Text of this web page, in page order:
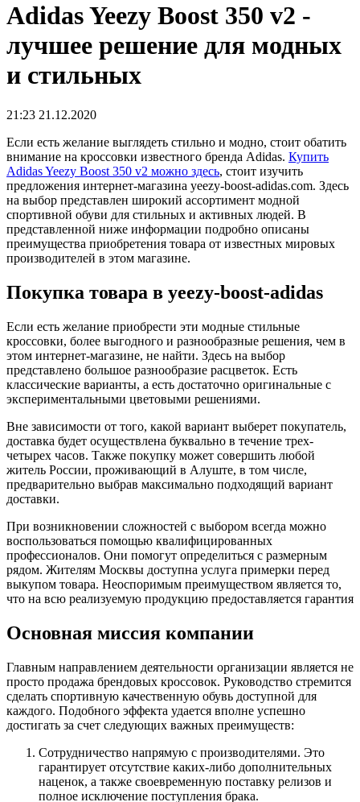
Adidas Yeezy Boost 350 v2 -
лучшее решение для модных
и стильных
21:23 21.12.2020
Если есть желание выглядеть стильно и модно, стоит обатить
внимание на кроссовки известного бренда Adidas. Купить
Adidas Yeezy Boost 350 v2 можно здесь, стоит изучить
предложения интернет-магазина yeezy-boost-adidas.com. Здесь
на выбор представлен широкий ассортимент модной
спортивной обуви для стильных и активных людей. В
представленной ниже информации подробно описаны
преимущества приобретения товара от известных мировых
производителей в этом магазине.
Покупка товара в yeezy-boost-adidas
Если есть желание приобрести эти модные стильные
кроссовки, более выгодного и разнообразные решения, чем в
этом интернет-магазине, не найти. Здесь на выбор
представлено большое разнообразие расцветок. Есть
классические варианты, а есть достаточно оригинальные с
экспериментальными цветовыми решениями.
Вне зависимости от того, какой вариант выберет покупатель,
доставка будет осуществлена буквально в течение трех-
четырех часов. Также покупку может совершить любой
житель России, проживающий в Алуште, в том числе,
предварительно выбрав максимально подходящий вариант
доставки.
При возникновении сложностей с выбором всегда можно
воспользоваться помощью квалифицированных
профессионалов. Они помогут определиться с размерным
рядом. Жителям Москвы доступна услуга примерки перед
выкупом товара. Неоспоримым преимуществом является то,
что на всю реализуемую продукцию предоставляется гарантия
Основная миссия компании
Главным направлением деятельности организации является не
просто продажа брендовых кроссовок. Руководство стремится
сделать спортивную качественную обувь доступной для
каждого. Подобного эффекта удается вполне успешно
достигать за счет следующих важных преимуществ:
Сотрудничество напрямую с производителями. Это
гарантирует отсутствие каких-либо дополнительных
наценок, а также своевременную поставку релизов и
полное исключение поступления брака.